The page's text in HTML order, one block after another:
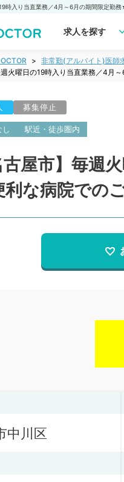
求人を探す
非常勤(アルバイト)医師
週火曜日の19時入り当直業務／4月
募集停止
駅近・徒歩圏内
古屋市】毎
な病院での
中川区